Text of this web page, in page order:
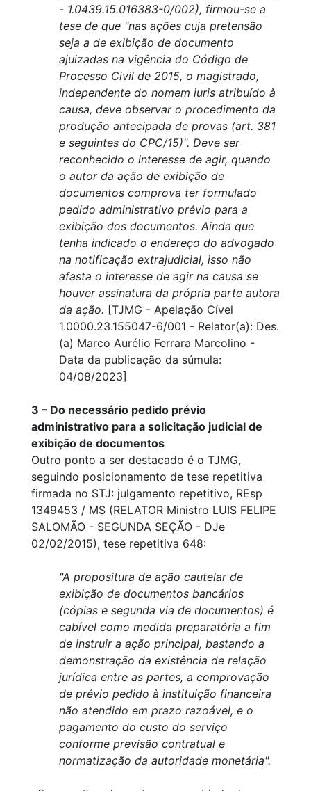
- 1.0439.15.016383-0/002), firmou-se a
tese de que "nas ações cuja pretensão
seja a de exibição de documento
ajuizadas na vigência do Código de
Processo Civil de 2015, o magistrado,
independente do nomem iuris atribuído à
causa, deve observar o procedimento da
produção antecipada de provas (art. 381
e seguintes do CPC/15)". Deve ser
reconhecido o interesse de agir, quando
o autor da ação de exibição de
documentos comprova ter formulado
pedido administrativo prévio para a
exibição dos documentos. Ainda que
tenha indicado o endereço do advogado
na notificação extrajudicial, isso não
afasta o interesse de agir na causa se
houver assinatura da própria parte autora
da ação. [TJMG - Apelação Cível
1.0000.23.155047-6/001 - Relator(a): Des.
(a) Marco Aurélio Ferrara Marcolino -
Data da publicação da súmula:
04/08/2023]
3 – Do necessário pedido prévio
administrativo para a solicitação judicial de
exibição de documentos
Outro ponto a ser destacado é o TJMG,
seguindo posicionamento de tese repetitiva
firmada no STJ: julgamento repetitivo, REsp
1349453 / MS (RELATOR Ministro LUIS FELIPE
SALOMÃO - SEGUNDA SEÇÃO - DJe
02/02/2015), tese repetitiva 648:
"A propositura de ação cautelar de
exibição de documentos bancários
(cópias e segunda via de documentos) é
cabível como medida preparatória a fim
de instruir a ação principal, bastando a
demonstração da existência de relação
jurídica entre as partes, a comprovação
de prévio pedido à instituição financeira
não atendido em prazo razoável, e o
pagamento do custo do serviço
conforme previsão contratual e
normatização da autoridade monetária".